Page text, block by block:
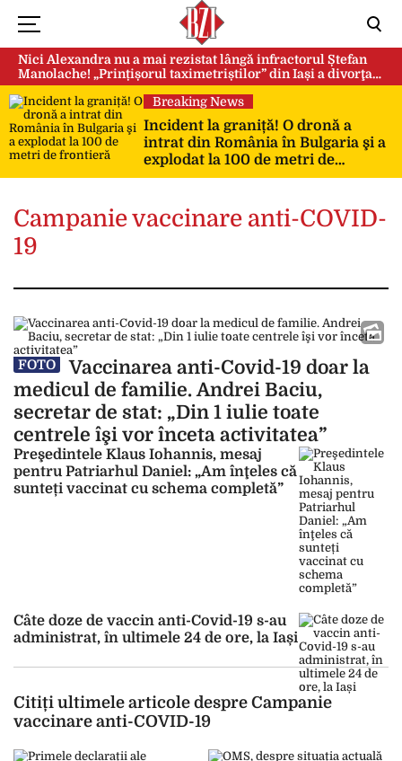
Nici Alexandra nu a mai rezistat lângă infractorul Ștefan
Manolache! „Prințișorul taximetriștilor” din Iași a divorţat
după doi ani de căsnicie
Breaking News
Incident la graniță! O dronă a
intrat din România în Bulgaria şi a
explodat la 100 de metri de
frontieră
Campanie vaccinare anti-COVID-
19
FOTO
Vaccinarea anti-Covid-19 doar la
medicul de familie. Andrei Baciu,
secretar de stat: „Din 1 iulie toate
centrele îşi vor înceta activitatea”
Preşedintele Klaus Iohannis, mesaj
pentru Patriarhul Daniel: „Am înţeles că
sunteți vaccinat cu schema completă”
Câte doze de vaccin anti-Covid-19 s-au
administrat, în ultimele 24 de ore, la Iași
Citiți ultimele articole despre Campanie
vaccinare anti-COVID-19